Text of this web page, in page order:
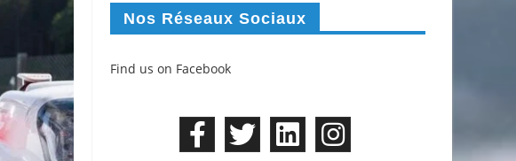
Nos Réseaux Sociaux
Find us on Facebook